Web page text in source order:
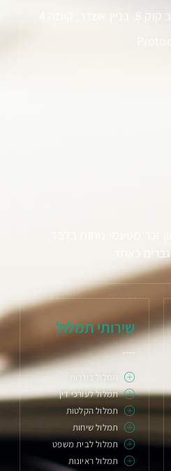
קומה 4
זכר מטעמי נוחות בלבד,
כאחד
שירותי תמלול
תמלול בוררות
תמלול לעורכי דין
תמלול הקלטות
תמלול שיחות
תמלול לבית משפט
תמלול ראיונות